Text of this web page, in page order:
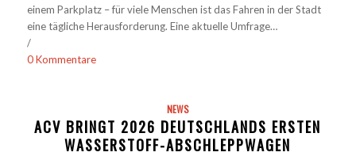
einem Parkplatz – für viele Menschen ist das Fahren in der Stadt
eine tägliche Herausforderung. Eine aktuelle Umfrage…
/
0 Kommentare
NEWS
ACV BRINGT 2026 DEUTSCHLANDS ERSTEN
WASSERSTOFF-ABSCHLEPPWAGEN